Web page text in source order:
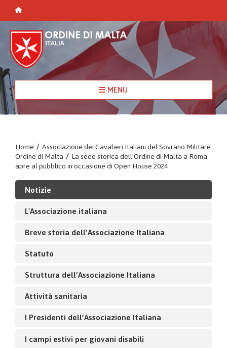
MENU
Home / Associazione dei Cavalieri Italiani del Sovrano Militare
Ordine di Malta / La sede storica dell’Ordine di Malta a Roma
apre al pubblico in occasione di Open House 2024
Notizie
L'Associazione italiana
Breve storia dell’Associazione Italiana
Statuto
Struttura dell’Associazione Italiana
Attività sanitaria
I Presidenti dell’Associazione Italiana
I campi estivi per giovani disabili